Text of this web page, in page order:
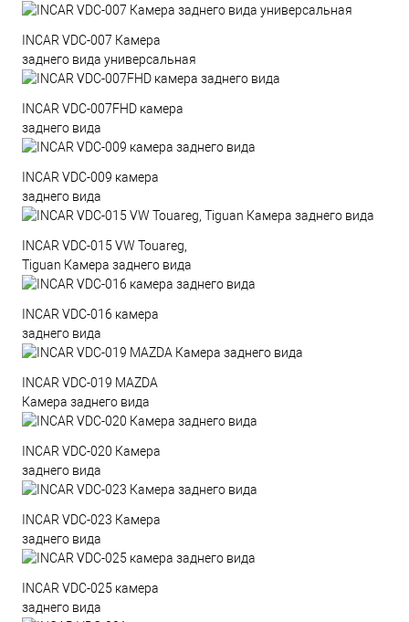
INCAR VDC-007 Камера
заднего вида универсальная
INCAR VDC-007FHD камера
заднего вида
INCAR VDC-009 камера
заднего вида
INCAR VDC-015 VW Touareg,
Tiguan Камера заднего вида
INCAR VDC-016 камера
заднего вида
INCAR VDC-019 MAZDA
Камера заднего вида
INCAR VDC-020 Камера
заднего вида
INCAR VDC-023 Камера
заднего вида
INCAR VDC-025 камера
заднего вида